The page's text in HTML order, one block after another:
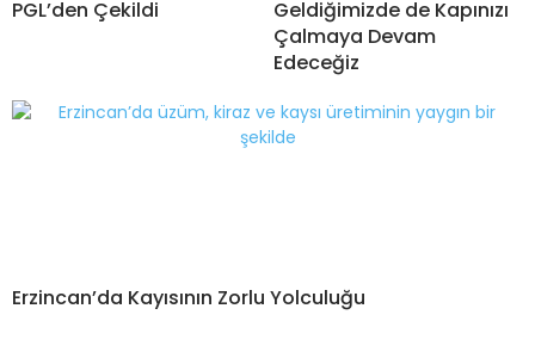
PGL’den Çekildi
Geldiğimizde de Kapınızı
Çalmaya Devam
Edeceğiz
Erzincan’da Kayısının Zorlu Yolculuğu